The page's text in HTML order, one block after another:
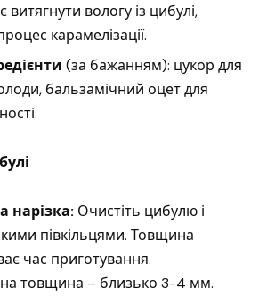
витягнути вологу із цибулі,
карамелізації.
(за бажанням): цукор для
бальзамічний оцет для
нарізка: Очистіть цибулю і
півкільцями. Товщина
час приготування.
товщина – близько 3-4 мм.